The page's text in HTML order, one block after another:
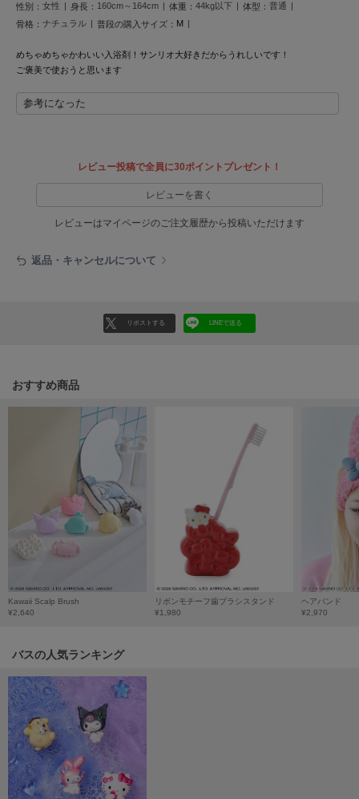
ORGUE
オルグ
ORR
オル
Philly chocolate
フィリーチョコレート
PUMA
SALOMON
サンリオハウス
SESAME STREET MARKET
セサミストリートマーケット
SHAKA
シャカ
Sneakers by emmi
スニーカーズ バイ エミ
スノーピーク
SNIDEL
スナイデル
SNIDEL HOME
スナイデル ホーム
SOFER
ソフェル
性別： 女性 身長： 160cm～164cm 体重： 44kg以下 体型： 普通
骨格： ナチュラル 普段の購入サイズ： M
めちゃめちゃかわいい入浴剤！ サンリオ大好きだからうれしいです！
ご褒美で使おうと思います
参考になった
レビュー投稿で全員に30ポイントプレゼント！
レビューを書く
レビューはマイページのご注文履歴から投稿いただけます
返品・キャンセルについて
リポストする LINEで送る
おすすめ商品
Kawaii Scalp Brush
¥2,640
リボンモチーフ歯ブラシスタンド
¥1,980
ヘアバンド
¥2,970
バスの人気ランキング